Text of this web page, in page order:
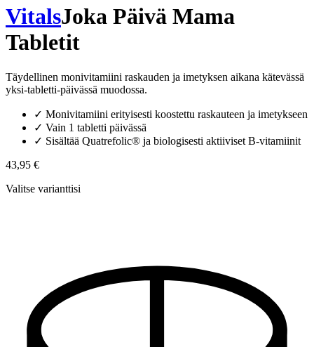
VitalsJoka Päivä Mama
Tabletit
Täydellinen monivitamiini raskauden ja imetyksen aikana kätevässä
yksi-tabletti-päivässä muodossa.
✓ Monivitamiini erityisesti koostettu raskauteen ja imetykseen
✓ Vain 1 tabletti päivässä
✓ Sisältää Quatrefolic® ja biologisesti aktiiviset B-vitamiinit
43,95 €
Valitse varianttisi